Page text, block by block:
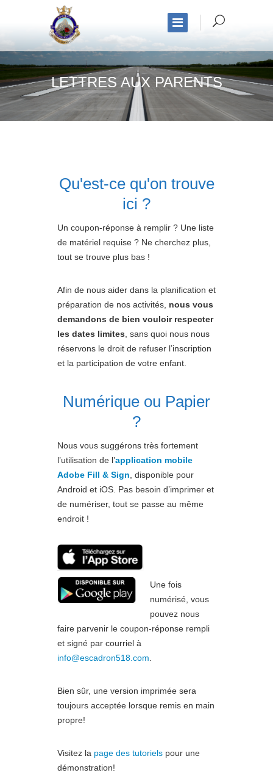
LETTRES AUX PARENTS
Qu'est-ce qu'on trouve
ici ?
Un coupon-réponse à remplir ? Une liste
de matériel requise ? Ne cherchez plus,
tout se trouve plus bas !
Afin de nous aider dans la planification et
préparation de nos activités, nous vous
demandons de bien vouloir respecter
les dates limites , sans quoi nous nous
réservons le droit de refuser l’inscription
et la participation de votre enfant.
Numérique ou Papier
?
Nous vous suggérons très fortement
l’utilisation de l’application mobile
Adobe Fill & Sign , disponible pour
Android et iOS. Pas besoin d’imprimer et
de numériser, tout se passe au même
endroit !
Une fois
numérisé, vous
pouvez nous
faire parvenir le coupon-réponse rempli
et signé par courriel à
info@escadron518.com
Bien sûr, une version imprimée sera
toujours acceptée lorsque remis en main
propre!
Visitez la page des tutoriels pour une
démonstration!